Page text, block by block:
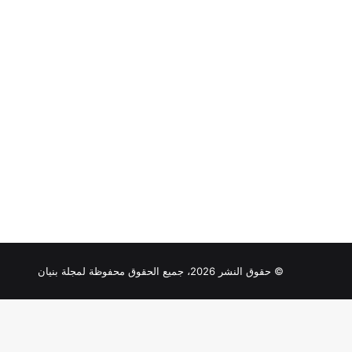
© حقوق النشر 2026، جميع الحقوق محفوظة لمجلة بنيان